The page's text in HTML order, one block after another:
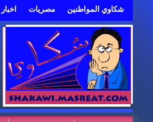
شكاوي المواطنين مصريات اخبار